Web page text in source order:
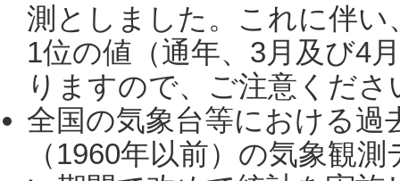
測としました。これに伴い
1位の値（通年、3月及び4
りますので、ご注意くだ
全国の気象台等における過
（1960年以前）の気象観